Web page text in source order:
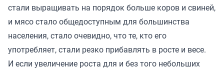
стали выращивать на порядок больше коров и свиней,
и мясо стало общедоступным для большинства
населения, стало очевидно, что те, кто его
употребляет, стали резко прибавлять в росте и весе.
И если увеличение роста для и без того небольших